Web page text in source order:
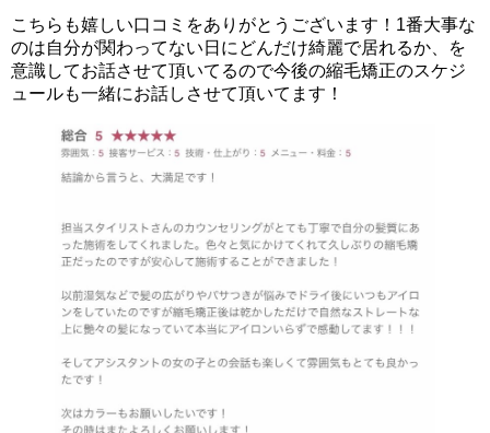
こちらも嬉しい口コミをありがとうございます！1番大事な
のは自分が関わってない日にどんだけ綺麗で居れるか、を
意識してお話させて頂いてるので今後の縮毛矯正のスケジ
ュールも一緒にお話しさせて頂いてます！